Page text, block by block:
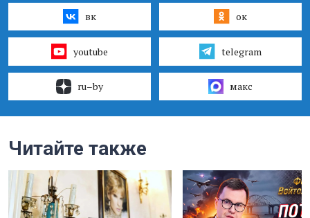
вк ок
youtube telegram
ru–by макс
Читайте также